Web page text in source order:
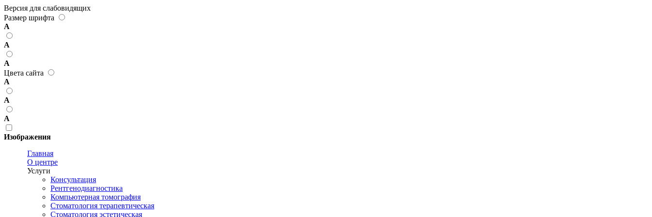
Версия для слабовидящих
Размер шрифта
А
А
А
Цвета сайта
А
А
А
Изображения
Главная
О центре
Услуги
Консультация
Рентгенодиагностика
Компьютерная томография
Стоматология терапевтическая
Стоматология эстетическая